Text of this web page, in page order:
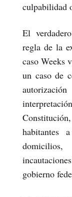
culpabilidad
El
regla de la
caso Weeks
un caso de
habitantes
gobierno